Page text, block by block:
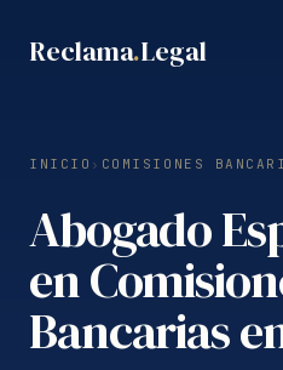
Reclama.Legal
INICIO › COMISIONES
Abogado
en
Bancarias